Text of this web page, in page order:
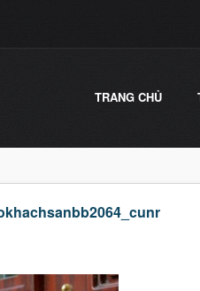
TRANG CHỦ